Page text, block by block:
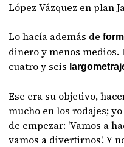
López Vázquez en plan
Lo hacía además de
dinero y menos medios.
cuatro y seis
Ese era su objetivo,
mucho en los rodajes;
de empezar: 'Vamos a
vamos a divertirnos'. Y